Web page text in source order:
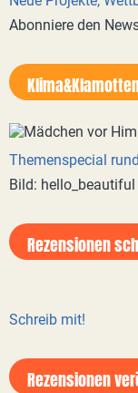
Abonniere den
Themenspecial
Bild:
Rezensionen
Schreib mit!
Rezensionen